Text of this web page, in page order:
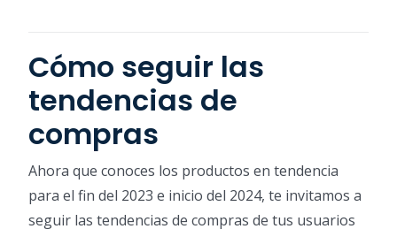
Cómo seguir las
tendencias de
compras
Ahora que conoces los productos en tendencia
para el fin del 2023 e inicio del 2024, te invitamos a
seguir las tendencias de compras de tus usuarios